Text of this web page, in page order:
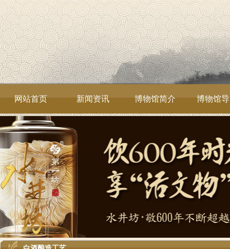
网站首页 新闻资讯 博物馆简介 博物馆